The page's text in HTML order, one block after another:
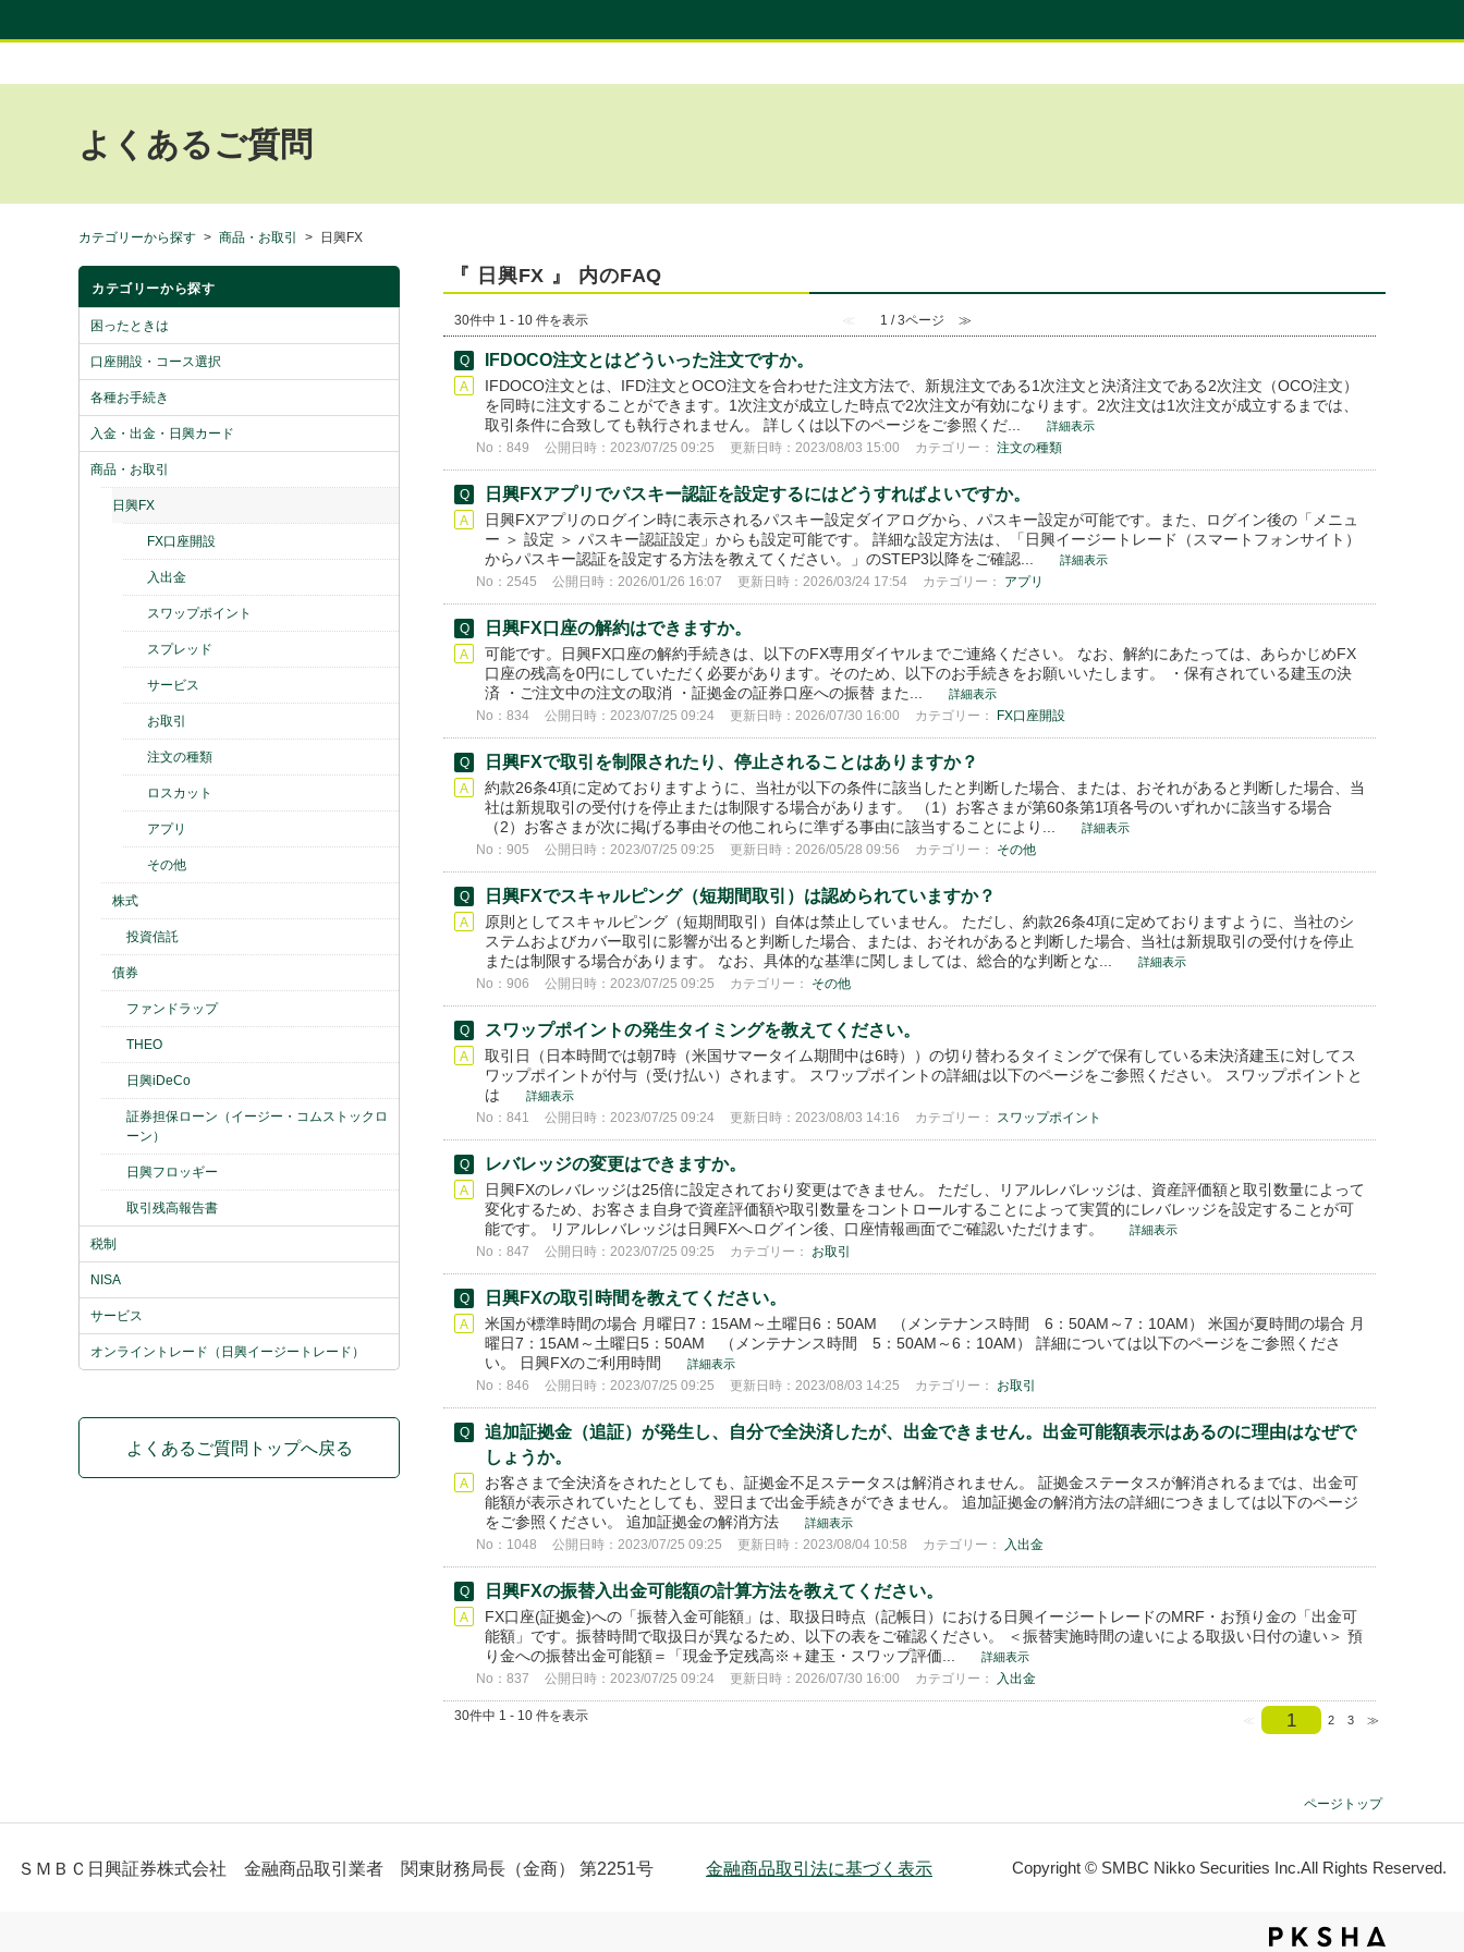
よくあるご質問
カテゴリーから探す > 商品・お取引 > 日興FX
カテゴリーから探す
困ったときは
口座開設・コース選択
各種お手続き
入金・出金・日興カード
商品・お取引
日興FX
FX口座開設
入出金
スワップポイント
スプレッド
サービス
お取引
注文の種類
ロスカット
アプリ
その他
株式
投資信託
債券
ファンドラップ
THEO
日興iDeCo
証券担保ローン（イージー・コムストックロ
ーン）
日興フロッギー
取引残高報告書
税制
NISA
サービス
オンライントレード（日興イージートレード）
よくあるご質問トップへ戻る
『 日興FX 』 内のFAQ
30件中 1 - 10 件を表示 ≪ 1 / 3ページ ≫
IFDOCO注文とはどういった注文ですか。
IFDOCO注文とは、IFD注文とOCO注文を合わせた注文方法で、新規注文である1次注文と決済注文である2次注文（OCO注文）
を同時に注文することができます。1次注文が成立した時点で2次注文が有効になります。2次注文は1次注文が成立するまでは、
取引条件に合致しても執行されません。 詳しくは以下のページをご参照くだ...
詳細表示
No：849 公開日時：2023/07/25 09:25 更新日時：2023/08/03 15:00 カテゴリー： 注文の種類
日興FXアプリでパスキー認証を設定するにはどうすればよいですか。
日興FXアプリのログイン時に表示されるパスキー設定ダイアログから、パスキー設定が可能です。また、ログイン後の「メニュ
ー ＞ 設定 ＞ パスキー認証設定」からも設定可能です。 詳細な設定方法は、「日興イージートレード（スマートフォンサイト）
からパスキー認証を設定する方法を教えてください。」のSTEP3以降をご確認...
詳細表示
No：2545 公開日時：2026/01/26 16:07 更新日時：2026/03/24 17:54 カテゴリー： アプリ
日興FX口座の解約はできますか。
可能です。日興FX口座の解約手続きは、以下のFX専用ダイヤルまでご連絡ください。 なお、解約にあたっては、あらかじめFX
口座の残高を0円にしていただく必要があります。そのため、以下のお手続きをお願いいたします。 ・保有されている建玉の決
済 ・ご注文中の注文の取消 ・証拠金の証券口座への振替 また...
詳細表示
No：834 公開日時：2023/07/25 09:24 更新日時：2026/07/30 16:00 カテゴリー： FX口座開設
日興FXで取引を制限されたり、停止されることはありますか？
約款26条4項に定めておりますように、当社が以下の条件に該当したと判断した場合、または、おそれがあると判断した場合、当
社は新規取引の受付けを停止または制限する場合があります。 （1）お客さまが第60条第1項各号のいずれかに該当する場合
（2）お客さまが次に掲げる事由その他これらに準ずる事由に該当することにより...
詳細表示
No：905 公開日時：2023/07/25 09:25 更新日時：2026/05/28 09:56 カテゴリー： その他
日興FXでスキャルピング（短期間取引）は認められていますか？
原則としてスキャルピング（短期間取引）自体は禁止していません。 ただし、約款26条4項に定めておりますように、当社のシ
ステムおよびカバー取引に影響が出ると判断した場合、または、おそれがあると判断した場合、当社は新規取引の受付けを停止
または制限する場合があります。 なお、具体的な基準に関しましては、総合的な判断とな...
詳細表示
No：906 公開日時：2023/07/25 09:25 カテゴリー： その他
スワップポイントの発生タイミングを教えてください。
取引日（日本時間では朝7時（米国サマータイム期間中は6時））の切り替わるタイミングで保有している未決済建玉に対してス
ワップポイントが付与（受け払い）されます。 スワップポイントの詳細は以下のページをご参照ください。 スワップポイントと
は
詳細表示
No：841 公開日時：2023/07/25 09:24 更新日時：2023/08/03 14:16 カテゴリー： スワップポイント
レバレッジの変更はできますか。
日興FXのレバレッジは25倍に設定されており変更はできません。 ただし、リアルレバレッジは、資産評価額と取引数量によって
変化するため、お客さま自身で資産評価額や取引数量をコントロールすることによって実質的にレバレッジを設定することが可
能です。 リアルレバレッジは日興FXへログイン後、口座情報画面でご確認いただけます。
詳細表示
No：847 公開日時：2023/07/25 09:25 カテゴリー： お取引
日興FXの取引時間を教えてください。
米国が標準時間の場合 月曜日7：15AM～土曜日6：50AM （メンテナンス時間 6：50AM～7：10AM） 米国が夏時間の場合 月
曜日7：15AM～土曜日5：50AM （メンテナンス時間 5：50AM～6：10AM） 詳細については以下のページをご参照くださ
い。 日興FXのご利用時間
詳細表示
No：846 公開日時：2023/07/25 09:25 更新日時：2023/08/03 14:25 カテゴリー： お取引
追加証拠金（追証）が発生し、自分で全決済したが、出金できません。出金可能額表示はあるのに理由はなぜで
しょうか。
お客さまで全決済をされたとしても、証拠金不足ステータスは解消されません。 証拠金ステータスが解消されるまでは、出金可
能額が表示されていたとしても、翌日まで出金手続きができません。 追加証拠金の解消方法の詳細につきましては以下のページ
をご参照ください。 追加証拠金の解消方法
詳細表示
No：1048 公開日時：2023/07/25 09:25 更新日時：2023/08/04 10:58 カテゴリー： 入出金
日興FXの振替入出金可能額の計算方法を教えてください。
FX口座(証拠金)への「振替入金可能額」は、取扱日時点（記帳日）における日興イージートレードのMRF・お預り金の「出金可
能額」です。振替時間で取扱日が異なるため、以下の表をご確認ください。 ＜振替実施時間の違いによる取扱い日付の違い＞ 預
り金への振替出金可能額＝「現金予定残高※＋建玉・スワップ評価...
詳細表示
No：837 公開日時：2023/07/25 09:24 更新日時：2026/07/30 16:00 カテゴリー： 入出金
30件中 1 - 10 件を表示 1 2 3 ≫
ページトップ
ＳＭＢＣ日興証券株式会社 金融商品取引業者 関東財務局長（金商） 第2251号 金融商品取引法に基づく表示 Copyright © SMBC Nikko Securities Inc.All Rights Reserved.